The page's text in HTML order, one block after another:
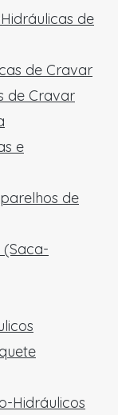
de
de Cravar
de Cravar
e
de
Hidráulicos